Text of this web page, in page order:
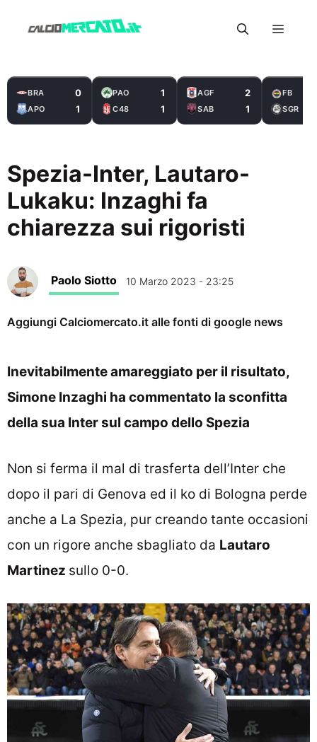
Menu
BRA 0
APO 1
PAO 1
C48 1
AGF 2
SAB 1
FB
SGR
Spezia-Inter, Lautaro-
Lukaku: Inzaghi fa
chiarezza sui rigoristi
Paolo Siotto 10 Marzo 2023 - 23:25
Aggiungi Calciomercato.it alle fonti di google news
Inevitabilmente amareggiato per il risultato,
Simone Inzaghi ha commentato la sconfitta
della sua Inter sul campo dello Spezia
Non si ferma il mal di trasferta dell’Inter che
dopo il pari di Genova ed il ko di Bologna perde
anche a La Spezia, pur creando tante occasioni
con un rigore anche sbagliato da Lautaro
Martinez sullo 0-0.